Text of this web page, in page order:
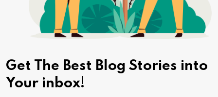
Get The Best Blog Stories into
Your inbox!